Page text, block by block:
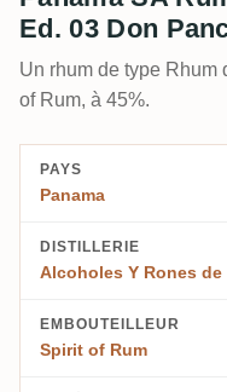
Ed. 03 Don
Un rhum de type Rhum
of Rum, à 45%.
PAYS
Panama
DISTILLERIE
Alcoholes Y Rones de
EMBOUTEILLEUR
Spirit of Rum